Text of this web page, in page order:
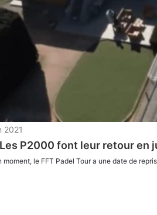
2021
Les P2000 font leur retour en
moment, le FFT Padel Tour a une date de